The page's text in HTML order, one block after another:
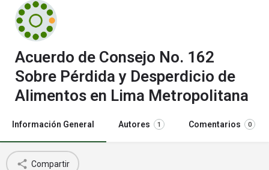
Acuerdo de Consejo No. 162
Sobre Pérdida y Desperdicio de
Alimentos en Lima Metropolitana
Información General Autores 1 Comentarios 0
Compartir